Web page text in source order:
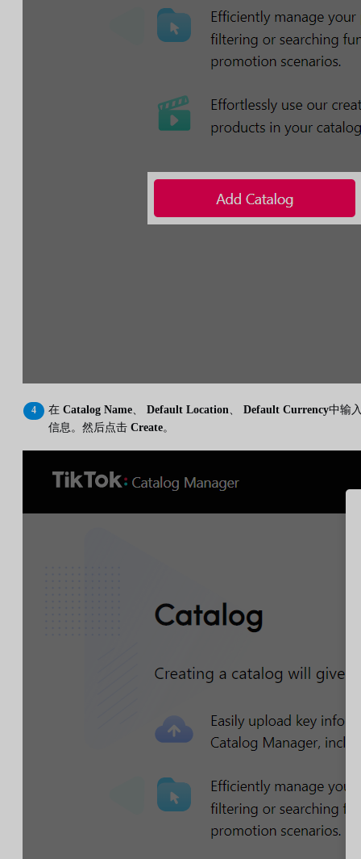
在 Catalog Name Default Location Default Currency中输
信息。然后点击 Create。